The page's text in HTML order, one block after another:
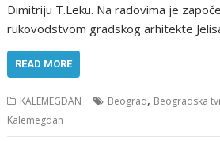
Dimitriju T.Leku. Na radovima je
rukovodstvom gradskog arhitekte
READ MORE
KALEMEGDAN Beograd, Beogradska
Kalemegdan